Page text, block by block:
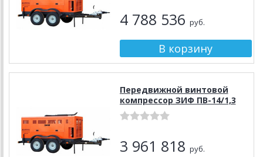
4 788 536 руб.
Передвижной винтовой
компрессор ЗИФ ПВ-14/1,3
3 961 818 руб.